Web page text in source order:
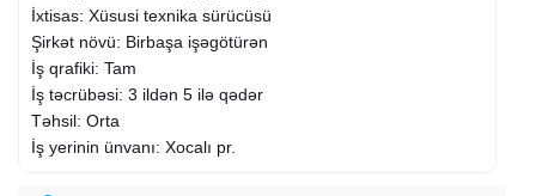
İxtisas: Xüsusi texnika sürücüsü
Şirkət növü: Birbaşa işəgötürən
İş qrafiki: Tam
İş təcrübəsi: 3 ildən 5 ilə qədər
Təhsil: Orta
İş yerinin ünvanı: Xocalı pr.